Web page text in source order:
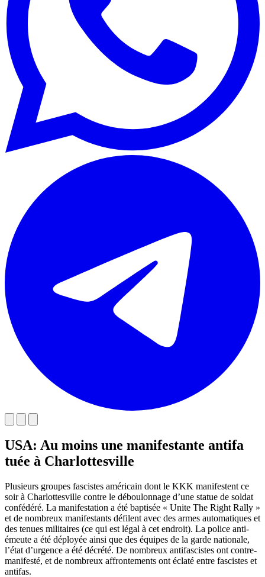
USA: Au moins une manifestante antifa
tuée à Charlottesville
Plusieurs groupes fascistes américain dont le KKK manifestent ce
soir à Charlottesville contre le déboulonnage d’une statue de soldat
confédéré. La manifestation a été baptisée « Unite The Right Rally »
et de nombreux manifestants défilent avec des armes automatiques et
des tenues militaires (ce qui est légal à cet endroit). La police anti-
émeute a été déployée ainsi que des équipes de la garde nationale,
l’état d’urgence a été décrété. De nombreux antifascistes ont contre-
manifesté, et de nombreux affrontements ont éclaté entre fascistes et
antifas.